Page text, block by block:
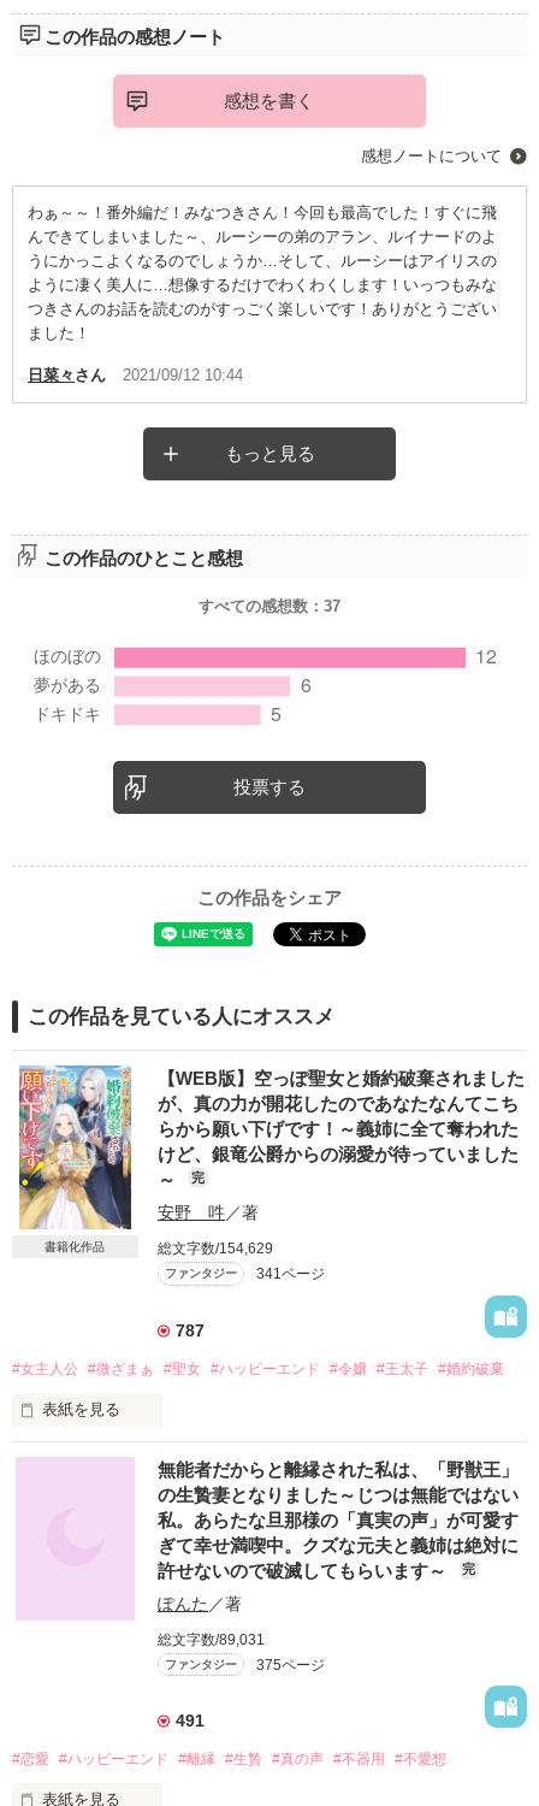
この作品の感想ノート
感想を書く
感想ノートについて
わぁ～～！番外編だ！みなつきさん！今回も最高でした！すぐに飛
んできてしまいました～、ルーシーの弟のアラン、ルイナードのよ
うにかっこよくなるのでしょうか…そして、ルーシーはアイリスの
ように凄く美人に…想像するだけでわくわくします！いっつもみな
つきさんのお話を読むのがすっごく楽しいです！ありがとうござい
ました！
日菜々 さん 2021/09/12 10:44
もっと見る
この作品のひとこと感想
すべての感想数： 37
投票する
この作品をシェア
この作品を見ている人にオススメ
書籍化作品
【WEB版】空っぽ聖女と婚約破棄されました
が、真の力が開花したのであなたなんてこち
らから願い下げです！～義姉に全て奪われた
けど、銀竜公爵からの溺愛が待っていました
～
完
安野 吽／著
総文字数/154,629
ファンタジー 341ページ
787
#女主人公 #微ざまぁ #聖女 #ハッピーエンド #令嬢 #王太子 #婚約破棄
表紙を見る
【2023/1/5、スターツ出版ベリーズファンタジー様より発売さ
れました書籍の、改稿前のWEB版となっています】
フィースバーク侯爵家の三女として生まれたリュミエールは、
ある日、悲しい夢を見て目覚める――。聖女の血筋であるにも
かかわらず、何の能力も持たず『空っぽ聖女』、『亡霊令嬢』
などと周りの貴族、両親や姉達にさえ揶揄、冷遇されていた彼
女。しかし、その容姿だけは誰よりも血筋を受け継いだ為、王
太子の婚約者として選ばれることとなった。その日は王太子の
誕生日で、生誕祭の会場に赴いた彼女だったが、なんとその場
でいきなり婚約破棄を叩きつけられ、腹違いの姉のサンドラが
知らぬ間に彼とただならぬ関係になっていた事を知る……。悲
嘆にくれ気を失う彼女を救ったのは冷血と名高い銀竜公爵と呼
ばれている男性で……その後、日を置かずに彼から婚約の申し
ように家から追い出されるのだった……。
無能者だからと離縁された私は、「野獣王」
の生贄妻となりました～じつは無能ではない
私。あらたな旦那様の「真実の声」が可愛す
ぎて幸せ満喫中。クズな元夫と義姉は絶対に
許せないので破滅してもらいます～
完
ぽんた ／著
総文字数/89,031
ファンタジー 375ページ
491
#恋愛 #ハッピーエンド #離縁 #生贄 #真の声 #不器用 #不愛想
表紙を見る